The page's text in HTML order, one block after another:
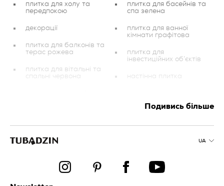
плитка для холу та
передпокою
декорації
плитка для балконів та
терас рожева
плитка для вітальні та
спальні червона
кімнати бежева
плитка для кухні
плитка для вітальні та
спальні помаранчева
плитка для басейнів та
спа зелена
плитка для ванної
кімнати графітова
плитка для
інвестиційних об’єктів
настінна плитка
спальні біла
плитка для вітальні та
спальні чорна
Подивись більше
UA